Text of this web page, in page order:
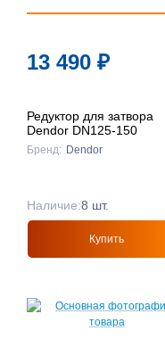
13 490 ₽
Редуктор для затвора
Dendor DN125-150
Бренд: Dendor
Наличие:8 шт.
Купить